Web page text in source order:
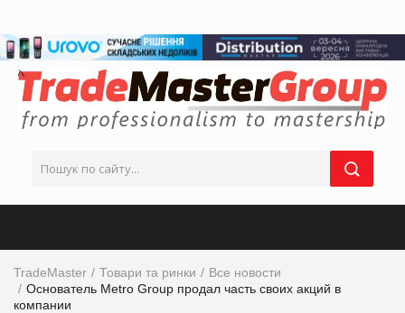
TradeMaster Товари та ринки
Все новости
Основатель Metro Group продал часть своих акций в
компании